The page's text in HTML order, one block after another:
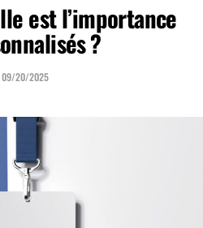
est l’importance
?
09/20/2025